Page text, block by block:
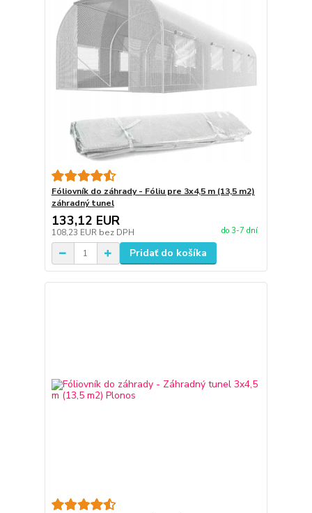
Fóliovník do záhrady - Fóliu pre 3x4,5 m (13,5 m2)
záhradný tunel
133,12 EUR
108,23 EUR bez DPH do 3-7 dní
Pridať do košíka